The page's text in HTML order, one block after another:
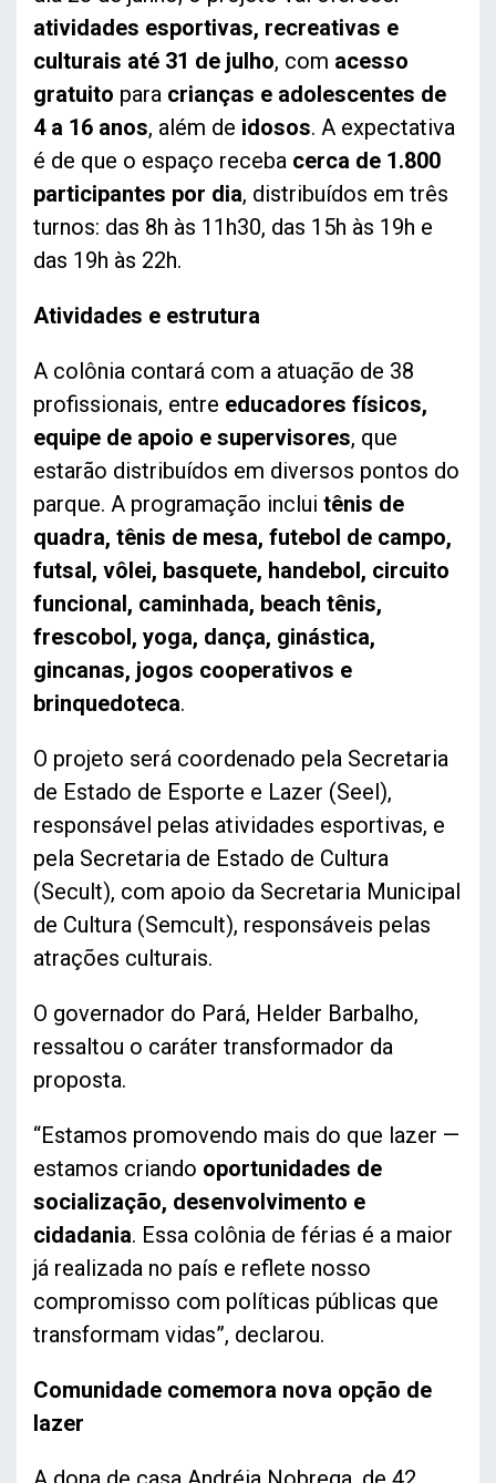
atividades esportivas, recreativas e
culturais até 31 de julho, com acesso
gratuito para crianças e adolescentes de
4 a 16 anos, além de idosos. A expectativa
é de que o espaço receba cerca de 1.800
participantes por dia, distribuídos em três
turnos: das 8h às 11h30, das 15h às 19h e
das 19h às 22h.
Atividades e estrutura
A colônia contará com a atuação de 38
profissionais, entre educadores físicos,
equipe de apoio e supervisores, que
estarão distribuídos em diversos pontos do
parque. A programação inclui tênis de
quadra, tênis de mesa, futebol de campo,
futsal, vôlei, basquete, handebol, circuito
funcional, caminhada, beach tênis,
frescobol, yoga, dança, ginástica,
gincanas, jogos cooperativos e
brinquedoteca.
O projeto será coordenado pela Secretaria
de Estado de Esporte e Lazer (Seel),
responsável pelas atividades esportivas, e
pela Secretaria de Estado de Cultura
(Secult), com apoio da Secretaria Municipal
de Cultura (Semcult), responsáveis pelas
atrações culturais.
O governador do Pará, Helder Barbalho,
ressaltou o caráter transformador da
proposta.
“Estamos promovendo mais do que lazer —
estamos criando oportunidades de
socialização, desenvolvimento e
cidadania. Essa colônia de férias é a maior
já realizada no país e reflete nosso
compromisso com políticas públicas que
transformam vidas”, declarou.
Comunidade comemora nova opção de
lazer